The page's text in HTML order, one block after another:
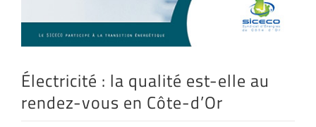
Électricité : la qualité est-elle au
rendez-vous en Côte-d’Or